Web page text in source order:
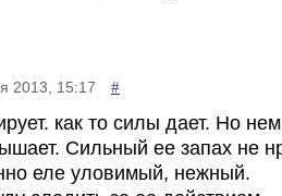
2013, 15:17 #
как то силы дает. Но
Сильный ее запах не
еле уловимый, нежный.